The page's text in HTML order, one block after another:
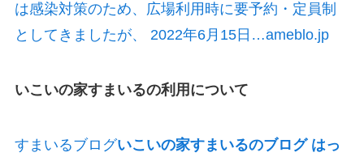
は感染対策のため、広場利用時に要予約・定員制
としてきましたが、 2022年6月15日…ameblo.jp
いこいの家すまいるの利用について
すまいるブログいこいの家すまいるのブログ はっ